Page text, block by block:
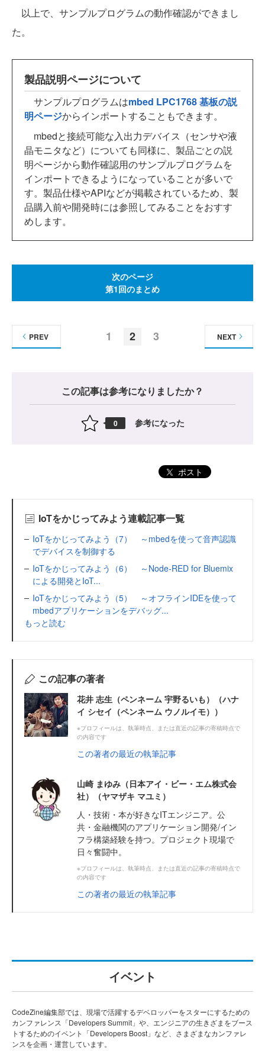
以上で、サンプルプログラムの動作確認ができまし
た。
製品説明ページについて
サンプルプログラムはmbed LPC1768 基板の説
明ページからインポートすることもできます。
mbedと接続可能な入出力デバイス（センサや液
晶モニタなど）についても同様に、製品ごとの説
明ページから動作確認用のサンプルプログラムを
インポートできるようになっていることが多いで
す。製品仕様やAPIなどが掲載されているため、製
品購入前や開発時には参照してみることをおすす
めします。
次のページ
第1回のまとめ
1 2 3
PREV NEXT
この記事は参考になりましたか？
0 参考になった
ポスト
IoTをかじってみよう連載記事一覧
IoTをかじってみよう（7） ～mbedを使って音声認識
でデバイスを制御する
IoTをかじってみよう（6） ～Node-RED for Bluemix
による開発とIoT...
IoTをかじってみよう（5） ～オフラインIDEを使って
mbedアプリケーションをデバッグ...
もっと読む
この記事の著者
花井 志生（ペンネーム 宇野るいも）（ハナ
イ シセイ（ペンネーム ウノルイモ））
※プロフィールは、執筆時点、または直近の記事の寄稿時点で
の内容です
この著者の最近の執筆記事
山崎 まゆみ（日本アイ・ビー・エム株式会
社）（ヤマザキ マユミ）
人・技術・本が好きなITエンジニア。公
共・金融機関のアプリケーション開発/イン
フラ構築経験を持つ。プロジェクト現場で
日々奮闘中。
※プロフィールは、執筆時点、または直近の記事の寄稿時点で
の内容です
この著者の最近の執筆記事
イベント
CodeZine編集部では、現場で活躍するデベロッパーをスターにするための
カンファレンス「Developers Summit」や、エンジニアの生きざまをブース
トするためのイベント「Developers Boost」など、さまざまなカンファレ
ンスを企画・運営しています。